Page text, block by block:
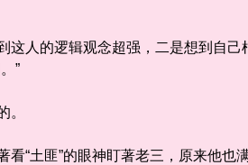
人的逻辑观念超强，二是想到自己
”
。
土匪”的眼神盯著老三，原来他也满